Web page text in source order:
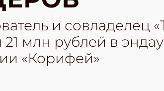
и совладелец
млн рублей в
«Корифей»